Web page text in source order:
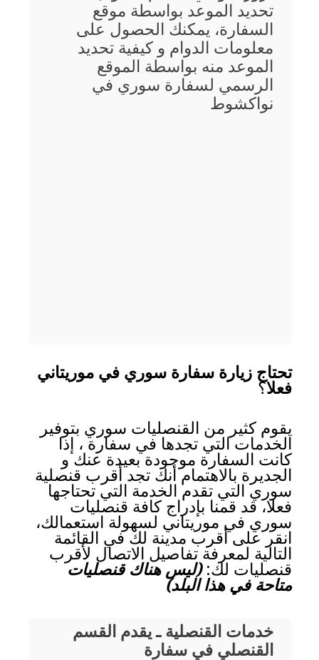
تحديد الموعد بواسطة موقع
السفارة، يمكنك الحصول على
معلومات الدوام و كيفية تحديد
الموعد منه بواسطة الموقع
الرسمي لسفارة سوري في
نواكشوط
تحتاج زيارة سفارة سوري في موريتاني
فعلا؟
يقوم كثير من القنصليات سوري بتوفير
الخدمات التي تجدها في سفارة ، إذا
كانت السفارة موجودة بعيدة عنك و
الجديرة بالاهتمام أنك تجد أقرب قنصلية
سوري التي تقدم الخدمة التي تحتاجها
فعلا، قد قمنا بإدراج كافة قنصليات
سوري في موريتاني لسهولة استعمالك،
انقر على أقرب مدينة لك في القائمة
التالية لمعرفة تفاصيل الاتصال لأقرب
قنصليات لك:(ليس هناك قنصليات
متاحة في هذا البلد)
خدمات القنصلية ـ يقدم القسم
القنصلي في سفارة